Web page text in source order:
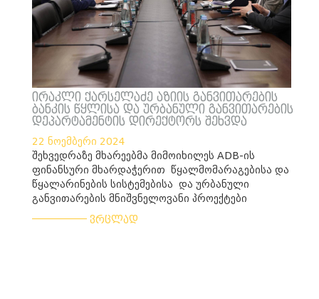
ირაკლი ქარსელაძე აზიის განვითარების
ბანკის წყლისა და ურბანული განვითარების
დეპარტამენტის დირექტორს შეხვდა
22 ნოემბერი 2024
შეხვედრაზე მხარეებმა მიმოიხილეს ADB-ის
ფინანსური მხარდაჭერით წყალმომარაგებისა და
წყალარინების სისტემებისა და ურბანული
განვითარების მნიშვნელოვანი პროექტები
ვრცლად